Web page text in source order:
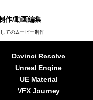
作/動画編集
てのムービー制作
Davinci Resolve
Unreal Engine
UE Material
VFX Journey